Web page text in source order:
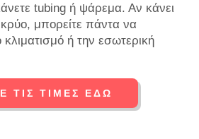
tubing ή ψάρεμα. Αν κάνει
μπορείτε πάντα να
ή την εσωτερική
ΤΙΣ ΤΙΜΕΣ ΕΔΩ